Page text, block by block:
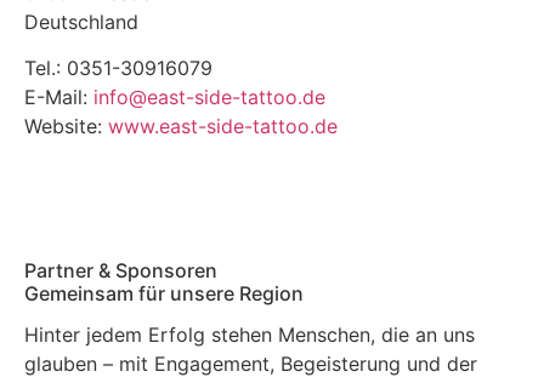
Deutschland
Tel.: 0351-30916079
E-Mail: info@east-side-tattoo.de
Website: www.east-side-tattoo.de
Partner & Sponsoren
Gemeinsam für unsere Region
Hinter jedem Erfolg stehen Menschen, die an uns
glauben – mit Engagement, Begeisterung und der